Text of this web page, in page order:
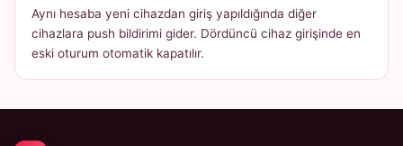
Aynı hesaba yeni cihazdan giriş yapıldığında diğer
cihazlara push bildirimi gider. Dördüncü cihaz girişinde en
eski oturum otomatik kapatılır.